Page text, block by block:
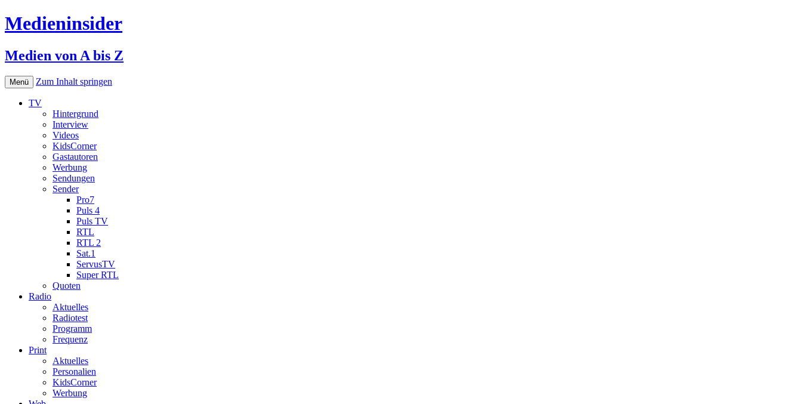
Medieninsider
Medien von A bis Z
Menü Zum Inhalt springen
TV
Hintergrund
Interview
Videos
KidsCorner
Gastautoren
Werbung
Sendungen
Sender
Pro7
Puls 4
Puls TV
RTL
RTL 2
Sat.1
ServusTV
Super RTL
Quoten
Radio
Aktuelles
Radiotest
Programm
Frequenz
Print
Aktuelles
Personalien
KidsCorner
Werbung